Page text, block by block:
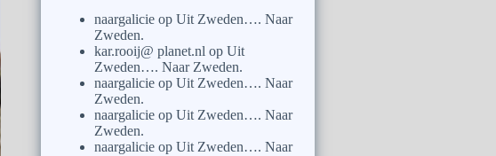
naargalicie opUit Zweden…. Naar
Zweden.
kar.rooij@ planet.nl opUit
Zweden…. Naar Zweden.
naargalicie opUit Zweden…. Naar
Zweden.
naargalicie opUit Zweden…. Naar
Zweden.
naargalicie opUit Zweden…. Naar